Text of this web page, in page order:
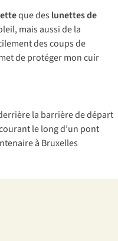
que des lunettes de
mais aussi de la
des coups de
de protéger mon cuir